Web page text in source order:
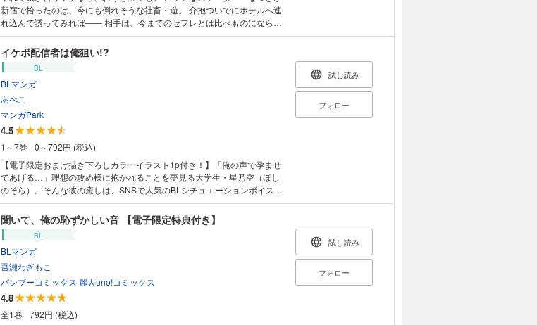
新宿で拾ったのは、今にも倒れそうな社畜・遊。 介抱ついでにホテルへ連
れ込んで誘ってみれば―― 相手は、今までのセフレとは比べものにならな
いくらい規格外のデカ○ン!? 軽い気持ちで挑んだはずが、なつきは遊のド
エロい攻めにあっさり即オチ。 「かわいい」なんて囁かれながら抱きつぶ
されたら、いつもの軽いノリでサヨナラなんてできなくて……!? 襲い受ビ
ッチ、史上最大の誤算！ 沼落ち確定のセフレ関係が始まる!? 本編後の2人
を描いたコミックス限定描き下ろしもたっぷり！電子配信版でしか読めな
い限定漫画付き♪ この作品は過去、B.Pilz vol.65～69,71に掲載されまし
た。重複購入にご注意下さい。
イケボ配信者は俺狙い!?
BL
BLマンガ
あぺこ
マンガPark
4.5
1～7巻
0～792円 (税込)
【電子限定おまけ描き下ろしカラーイラスト1p付き！】「俺の声で孕ませ
てあげる…」理想の攻め様に抱かれることを夢見る大学生・星乃空（ほし
のそら）。そんな彼の癒しは、SNSで人気のBLシチュエーションボイス配
信者・ソウジロウの配信を聞くこと。ソウジロウの声やプレイは、空の理
想そのものだった。そんなある日、なんとソウジロウから「リアルで会わ
ないか」とのお誘いが！ 待ち合わせ場所に向かうと、そこにいたの
は…!? 溺愛イケボ配信者×流され系大学生のウブでエッチなハッピーラ
ブコメBL！ コミックス限定描き下ろしマンガは「バスルームで初めての
××」を収録♪（このコミックスには「イケボ配信者は俺狙い!?［ばら売
り］第1～4話」を収録しております。)
試し読み
フォロー
聞いて、俺の恥ずかしい音 【電子限定特典付き】
BL
BLマンガ
吾瀬わぎもこ
バンブーコミックス 麗人uno!コミックス
4.8
全1巻
792円 (税込)
試し読み
フォロー